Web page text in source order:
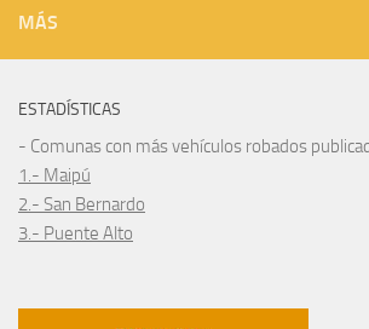
MÁS
ESTADÍSTICAS
- Comunas con más vehículos robados
1.- Maipú
2.- San Bernardo
3.- Puente Alto